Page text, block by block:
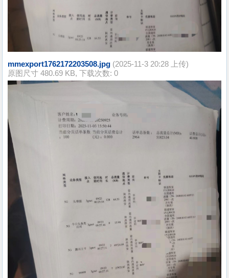
mmexport1762172203508.jpg (2025-11-3 20:28 上传)
原图尺寸 480.69 KB, 下载次数: 0